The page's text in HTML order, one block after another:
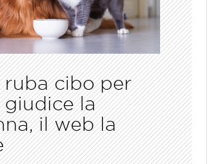
ruba cibo per
giudice la
il web la